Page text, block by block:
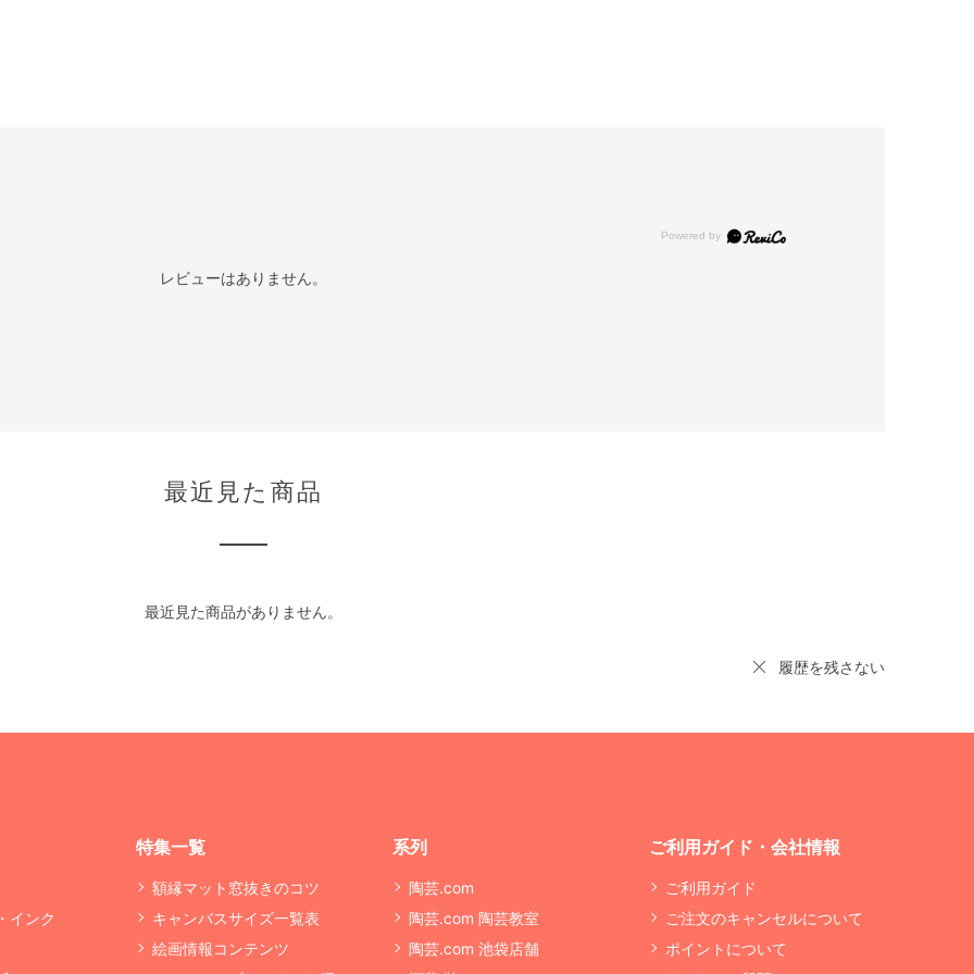
レビューはありません。
最近見た商品
最近見た商品がありません。
履歴を残さない
インク
特集一覧
額縁マット窓抜きのコツ
キャンバスサイズ一覧表
絵画情報コンテンツ
系列
陶芸.com
陶芸.com 陶芸教室
陶芸.com 池袋店舗
ご利用ガイド・会社情報
ご利用ガイド
ご注文のキャンセルについて
ポイントについて